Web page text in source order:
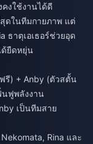
งใช้งานได้ดี
ดในทีมกายภาพ แต่
ธาตุเอเธอร์ช่วยอุด
ด้ยืดหยุ่น
รี) + Anby (ตัวสตั้น
นฟูพลังงาน
เป็นทีมสาย
Rina และ